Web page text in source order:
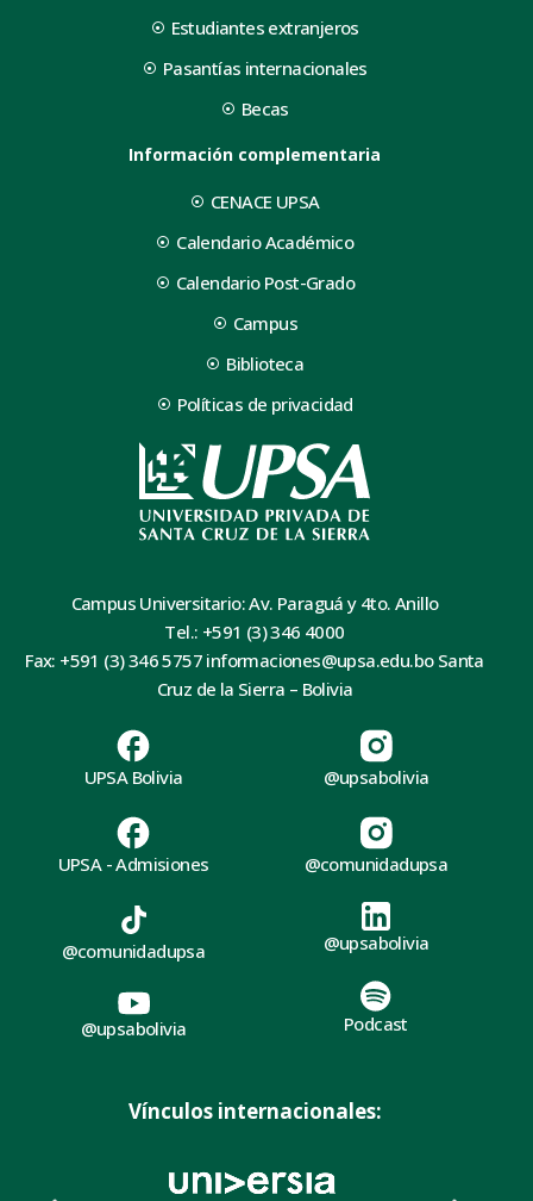
Estudiantes extranjeros
Pasantías internacionales
Becas
Información complementaria
CENACE UPSA
Calendario Académico
Calendario Post-Grado
Campus
Biblioteca
Políticas de privacidad
Campus Universitario: Av. Paraguá y 4to. Anillo
Tel.: +591 (3) 346 4000
Fax: +591 (3) 346 5757 informaciones@upsa.edu.bo Santa
Cruz de la Sierra – Bolivia
UPSA Bolivia
UPSA - Admisiones
@upsabolivia
@comunidadupsa
@comunidadupsa
@upsabolivia
@upsabolivia
Podcast
Vínculos internacionales: